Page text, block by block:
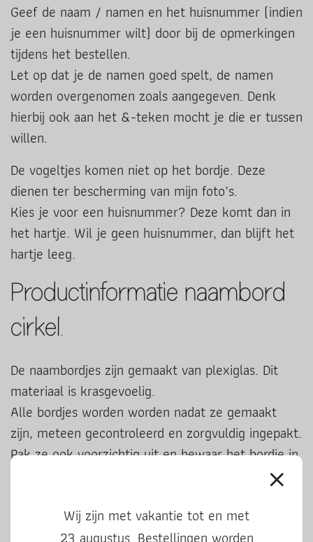
Geef de naam / namen en het huisnummer (indien
je een huisnummer wilt) door bij de opmerkingen
tijdens het bestellen.
Let op dat je de namen goed spelt, de namen
worden overgenomen zoals aangegeven. Denk
hierbij ook aan het &-teken mocht je die er tussen
willen.
De vogeltjes komen niet op het bordje. Deze
dienen ter bescherming van mijn foto’s.
Kies je voor een huisnummer? Deze komt dan in
het hartje. Wil je geen huisnummer, dan blijft het
hartje leeg.
Productinformatie naambord
cirkel.
De naambordjes zijn gemaakt van plexiglas. Dit
materiaal is krasgevoelig.
Alle bordjes worden worden nadat ze gemaakt
zijn, meteen gecontroleerd en zorgvuldig ingepakt.
Pak ze ook voorzichtig uit en bewaar het bordje in
de beschermfolie tot je hem ophangt. Zo blijft het
Ze zijn 3 mm dik en het formaat is 20 x 20 cm.
Wij zijn met vakantie tot en met